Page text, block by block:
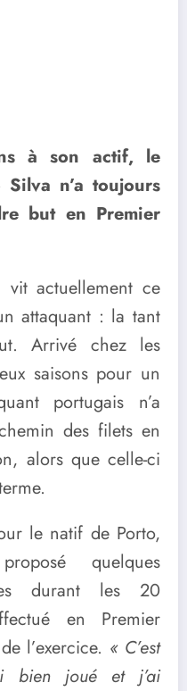
à son actif, le
n’a toujours
but en Premier
vit actuellement ce
attaquant : la tant
Arrivé chez les
saisons pour un
portugais n’a
des filets en
alors que celle-ci
le natif de Porto,
quelques
durant les 20
en Premier
l’exercice. « C’est
bien joué et j’ai